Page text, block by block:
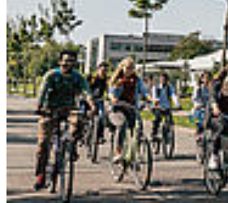
Go to slide 1
Go to slide 2
Go to slide 3
Go to slide 4
Go to slide 5
Go to slide 6
Go to slide 7
Go to slide 8
Go to slide 9